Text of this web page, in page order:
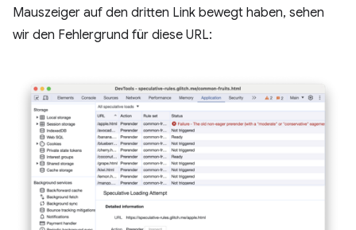
Mauszeiger auf den dritten Link bewegt haben, sehen
wir den Fehlergrund für diese URL: